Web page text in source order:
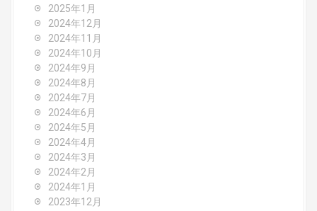
2025年1月
2024年12月
2024年11月
2024年10月
2024年9月
2024年8月
2024年7月
2024年6月
2024年5月
2024年4月
2024年3月
2024年2月
2024年1月
2023年12月